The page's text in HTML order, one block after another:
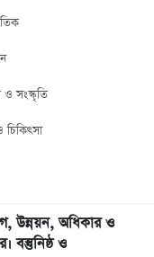
ও সংস্কৃতি
চিকিৎসা
উন্নয়ন, অধিকার ও
বস্তুনিষ্ঠ ও